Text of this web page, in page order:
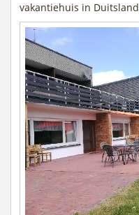
vakantiehuis in Duitsland